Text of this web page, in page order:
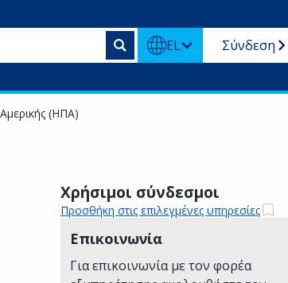
EL Σύνδεση
(ΗΠΑ)
Χρήσιμοι σύνδεσμοι
Προσθήκη στις επιλεγμένες υπηρεσίες
Επικοινωνία
Για επικοινωνία με τον φορέα